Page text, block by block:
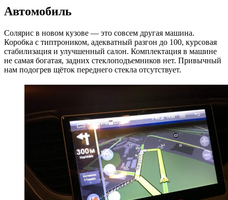
Автомобиль
Соляриc в новом кузове — это совсем другая машина.
Коробка с типтроником, адекватный разгон до 100, курсовая
стабилизация и улучшенный салон. Комплектация в машине
не самая богатая, задних стеклоподъемников нет. Привычный
нам подогрев щёток переднего стекла отсутствует.